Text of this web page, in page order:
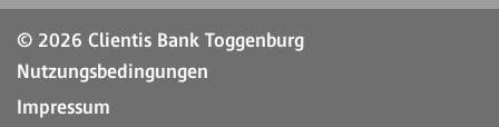
© 2026 Clientis Bank Toggenburg
Nutzungsbedingungen
Impressum